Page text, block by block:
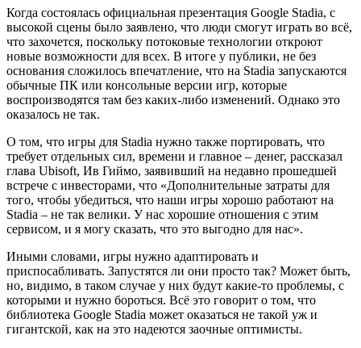
Когда состоялась официальная презентация Google Stadia, с
высокой сцены было заявлено, что люди смогут играть во всё,
что захочется, поскольку потоковые технологии откроют
новые возможности для всех. В итоге у публики, не без
основания сложилось впечатление, что на Stadia запускаются
обычные ПК или консольные версии игр, которые
воспроизводятся там без каких-либо изменений. Однако это
оказалось не так.
О том, что игры для Stadia нужно также портировать, что
требует отдельных сил, времени и главное – денег, рассказал
глава Ubisoft, Ив Гиймо, заявивший на недавно прошедшей
встрече с инвесторами, что «Дополнительные затраты для
того, чтобы убедиться, что наши игры хорошо работают на
Stadia – не так велики. У нас хорошие отношения с этим
сервисом, и я могу сказать, что это выгодно для нас».
Иными словами, игры нужно адаптировать и
приспосабливать. Запустятся ли они просто так? Может быть,
но, видимо, в таком случае у них будут какие-то проблемы, с
которыми и нужно бороться. Всё это говорит о том, что
библиотека Google Stadia может оказаться не такой уж и
гигантской, как на это надеются заочные оптимисты.